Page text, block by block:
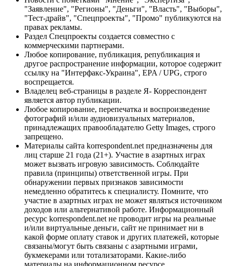
"Заявление", "Регионы", "Деньги", "Власть", "Выборы",
"Тест-драйв", "Спецпроекты", "Промо" публикуются на
правах рекламы.
Раздел Спецпроекты создается совместно с
коммерческими партнерами.
Любое копирование, публикация, републикация и
другое распространение информации, которое содержит
ссылку на "Интерфакс-Украина", EPA / UPG, строго
воспрещается.
Владелец веб-страницы в разделе Я- Корреспондент
является автор публикации.
Любое копирование, перепечатка и воспроизведение
фотографий и/или аудиовизуальных материалов,
принадлежащих правообладателю Getty Images, строго
запрещено.
Материалы сайта korrespondent.net предназначены для
лиц старше 21 года (21+). Участие в азартных играх
может вызвать игровую зависимость. Соблюдайте
правила (принципы) ответственной игры. При
обнаружении первых признаков зависимости
немедленно обратитесь к специалисту. Помните, что
участие в азартных играх не может являться источником
доходов или альтернативой работе. Информационный
ресурс korrespondent.net не проводит игры на реальные
и/или виртуальные деньги, сайт не принимает ни в
какой форме оплату ставок и других платежей, которые
связаны/могут быть связаны с азартными играми,
букмекерами или тотализаторами. Какие-либо